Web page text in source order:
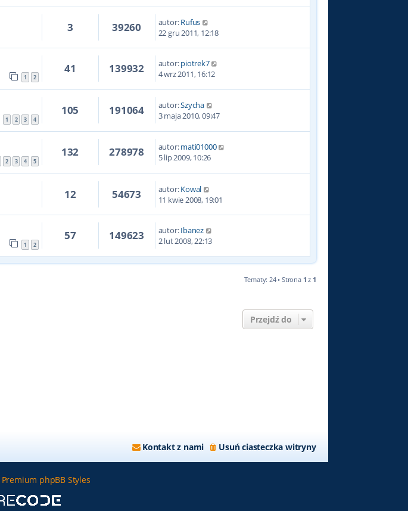
3 39260 autor:Rufus
22 gru 2011, 12:18
1 2
41 139932 autor:piotrek7
4 wrz 2011, 16:12
1 2 3 4
105 191064 autor:Szycha
3 maja 2010, 09:47
2 3 4 5
132 278978 autor:mati01000
5 lip 2009, 10:26
12 54673 autor:Kowal
11 kwie 2008, 19:01
1 2
57 149623 autor:Ibanez
2 lut 2008, 22:13
Tematy: 24 • Strona 1 z 1
Przejdź do
Usuń ciasteczka witryny
Kontakt z nami
Premium phpBB Styles